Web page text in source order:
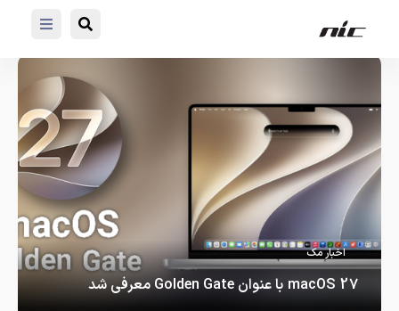
اخبار مک
macOS 27 با عنوان Golden Gate معرفی شد